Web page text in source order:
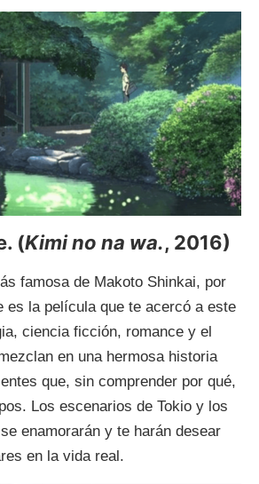
(Kimi no na wa., 2016)
famosa de Makoto Shinkai, por
es la película que te acercó a este
ciencia ficción, romance y el
en una hermosa historia
que, sin comprender por qué,
Los escenarios de Tokio y los
enamorarán y te harán desear
en la vida real.